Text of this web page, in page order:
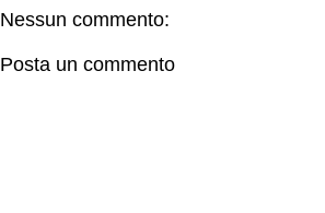
Nessun commento:
Posta un commento